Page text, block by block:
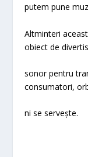
putem pune
Altminteri
obiect de
sonor pentru
consumatori,
ni se servește.